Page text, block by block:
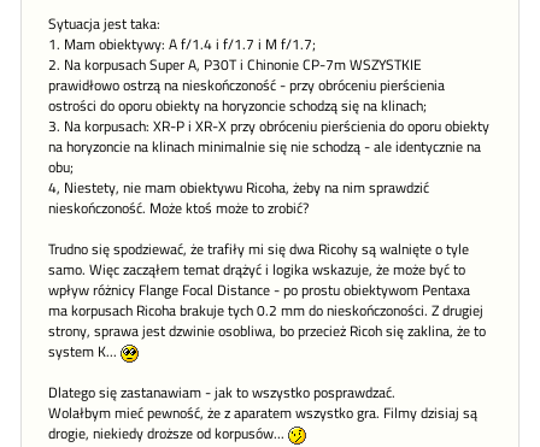
Sytuacja jest taka:
1. Mam obiektywy: A f/1.4 i f/1.7 i M f/1.7;
2. Na korpusach Super A, P30T i Chinonie CP-7m WSZYSTKIE
prawidłowo ostrzą na nieskończoność - przy obróceniu pierścienia
ostrości do oporu obiekty na horyzoncie schodzą się na klinach;
3. Na korpusach: XR-P i XR-X przy obróceniu pierścienia do oporu obiekty
na horyzoncie na klinach minimalnie się nie schodzą - ale identycznie na
obu;
4, Niestety, nie mam obiektywu Ricoha, żeby na nim sprawdzić
nieskończoność. Może ktoś może to zrobić?
Trudno się spodziewać, że trafiły mi się dwa Ricohy są walnięte o tyle
samo. Więc zacząłem temat drążyć i logika wskazuje, że może być to
wpływ różnicy Flange Focal Distance - po prostu obiektywom Pentaxa
ma korpusach Ricoha brakuje tych 0.2 mm do nieskończoności. Z drugiej
strony, sprawa jest dzwinie osobliwa, bo przecież Ricoh się zaklina, że to
system K...
Dlatego się zastanawiam - jak to wszystko posprawdzać.
Wolałbym mieć pewność, że z aparatem wszystko gra. Filmy dzisiaj są
drogie, niekiedy droższe od korpusów...